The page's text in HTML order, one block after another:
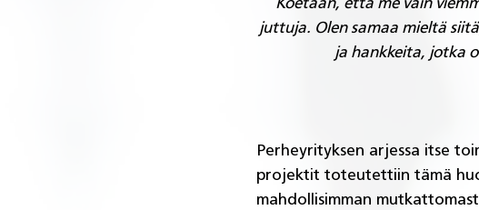
Koetaan, että me vain
juttuja. Olen samaa mieltä
ja hankkeita, jotka
Perheyrityksen arjessa itse
projektit toteutettiin tämä
mahdollisimman